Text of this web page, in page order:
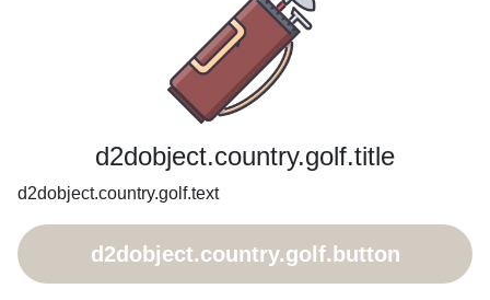
d2dobject.country.golf.title
d2dobject.country.golf.text
d2dobject.country.golf.button